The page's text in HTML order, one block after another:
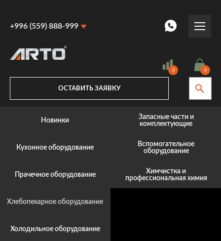
+996 (559) 888-999
+996 (559) 888-999
0 0
ОСТАВИТЬ ЗАЯВКУ
Новинки
Кухонное оборудование
Прачечное оборудование
Хлебопекарное оборудование
Холодильное оборудование
Запасные части и
комплектующие
Вспомогательное
оборудование
Химчистка и
профессиональная химия
Цена, COM